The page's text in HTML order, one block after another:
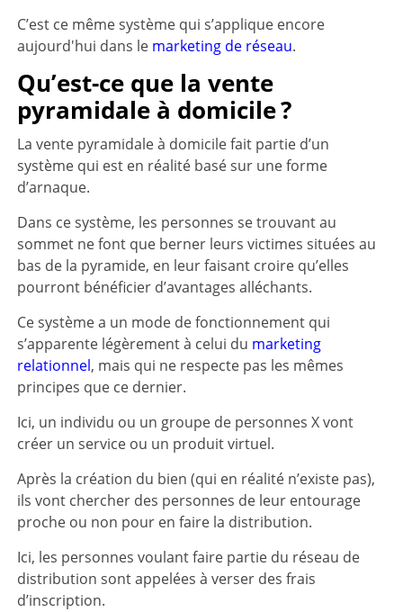
C’est ce même système qui s’applique encore
aujourd'hui dans le marketing de réseau.
Qu’est-ce que la vente
pyramidale à domicile ?
La vente pyramidale à domicile fait partie d’un
système qui est en réalité basé sur une forme
d’arnaque.
Dans ce système, les personnes se trouvant au
sommet ne font que berner leurs victimes situées au
bas de la pyramide, en leur faisant croire qu’elles
pourront bénéficier d’avantages alléchants.
Ce système a un mode de fonctionnement qui
s’apparente légèrement à celui du marketing
relationnel, mais qui ne respecte pas les mêmes
principes que ce dernier.
Ici, un individu ou un groupe de personnes X vont
créer un service ou un produit virtuel.
Après la création du bien (qui en réalité n’existe pas),
ils vont chercher des personnes de leur entourage
proche ou non pour en faire la distribution.
Ici, les personnes voulant faire partie du réseau de
distribution sont appelées à verser des frais
d’inscription.